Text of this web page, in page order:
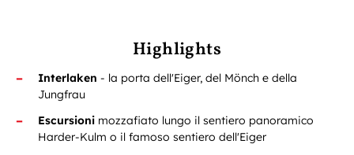
Highlights
Interlaken - la porta dell'Eiger, del Mönch e della
Jungfrau
Escursioni mozzafiato lungo il sentiero panoramico
Harder-Kulm o il famoso sentiero dell'Eiger